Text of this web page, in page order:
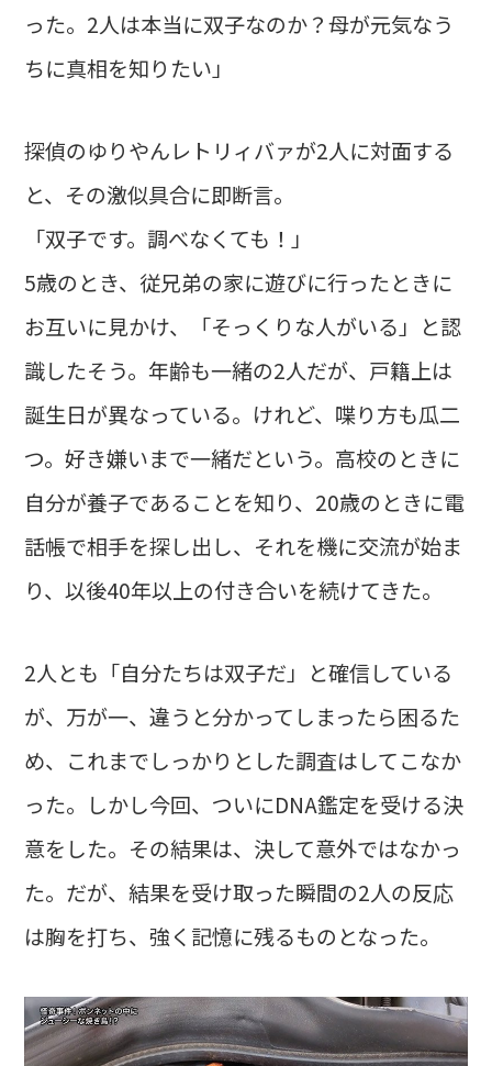
った。2人は本当に双子なのか？母が元気なう
ちに真相を知りたい」
探偵のゆりやんレトリィバァが2人に対面する
と、その激似具合に即断言。
「双子です。調べなくても！」
5歳のとき、従兄弟の家に遊びに行ったときに
お互いに見かけ、「そっくりな人がいる」と認
識したそう。年齢も一緒の2人だが、戸籍上は
誕生日が異なっている。けれど、喋り方も瓜二
つ。好き嫌いまで一緒だという。高校のときに
自分が養子であることを知り、20歳のときに電
話帳で相手を探し出し、それを機に交流が始ま
り、以後40年以上の付き合いを続けてきた。
2人とも「自分たちは双子だ」と確信している
が、万が一、違うと分かってしまったら困るた
め、これまでしっかりとした調査はしてこなか
った。しかし今回、ついにDNA鑑定を受ける決
意をした。その結果は、決して意外ではなかっ
た。だが、結果を受け取った瞬間の2人の反応
は胸を打ち、強く記憶に残るものとなった。